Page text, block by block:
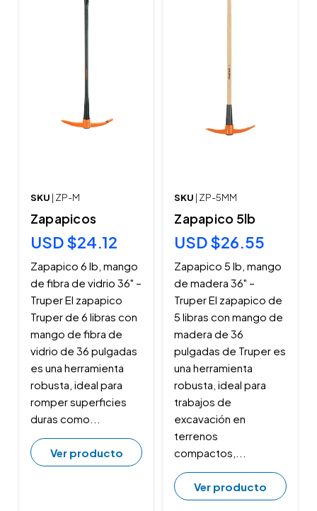
SKU | ZP-M
Zapapicos
USD $24.12
Zapapico 6 lb, mango
de fibra de vidrio 36" –
Truper El zapapico
Truper de 6 libras con
mango de fibra de
vidrio de 36 pulgadas
es una herramienta
robusta, ideal para
romper superficies
duras como...
Ver producto
SKU | ZP-5MM
Zapapico 5lb
USD $26.55
Zapapico 5 lb, mango
de madera 36" –
Truper El zapapico de
5 libras con mango de
madera de 36
pulgadas de Truper es
una herramienta
robusta, ideal para
trabajos de
excavación en
terrenos
compactos,...
Ver producto